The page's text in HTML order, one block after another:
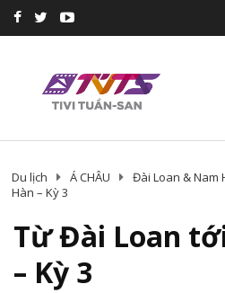
Du lịch Á CHÂU Đài Loan & Nam
Hàn – Kỳ 3
Từ Đài Loan
– Kỳ 3